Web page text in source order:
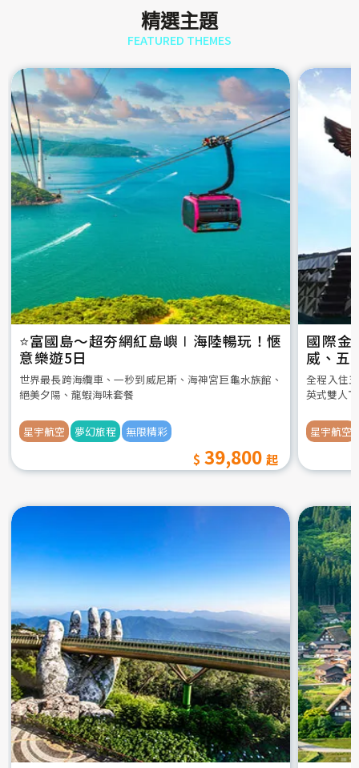
精選主題
FEATURED THEMES
⭐️富國島～超夯網紅島嶼∣海陸暢玩！愜
意樂遊5日
世界最長跨海纜車、一秒到威尼斯、海神宮巨龜水族館、
絕美夕陽、龍蝦海味套餐
星宇航空 夢幻旅程 無限精彩
39,800
國際金
威、五
全程入住
英式雙人
星宇航空